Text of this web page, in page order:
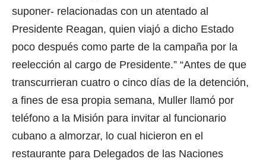
suponer- relacionadas con un atentado al
Presidente Reagan, quien viajó a dicho Estado
poco después como parte de la campaña por la
reelección al cargo de Presidente.” “Antes de que
transcurrieran cuatro o cinco días de la detención,
a fines de esa propia semana, Muller llamó por
teléfono a la Misión para invitar al funcionario
cubano a almorzar, lo cual hicieron en el
restaurante para Delegados de las Naciones